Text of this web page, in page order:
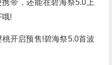
带，还能在碧海祭5.0上
!